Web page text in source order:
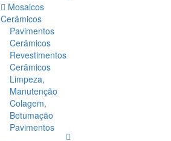
Mosaicos
Cerâmicos
Pavimentos
Cerâmicos
Revestimentos
Cerâmicos
Limpeza,
Manutenção
Colagem,
Betumação
Pavimentos